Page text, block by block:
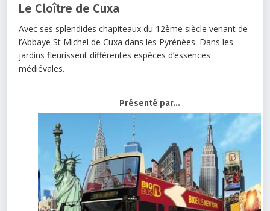
Le Cloître de Cuxa
Avec ses splendides chapiteaux du 12ème siècle venant de
l’Abbaye St Michel de Cuxa dans les Pyrénées. Dans les
jardins fleurissent différentes espèces d’essences
médiévales.
Présenté par...